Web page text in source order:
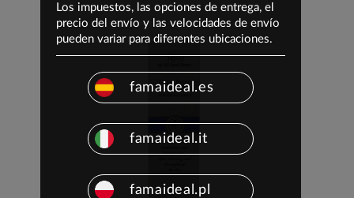
Los impuestos, las opciones de entrega, el
precio del envío y las velocidades de envío
pueden variar para diferentes ubicaciones.
famaideal.es
famaideal.it
famaideal.pl